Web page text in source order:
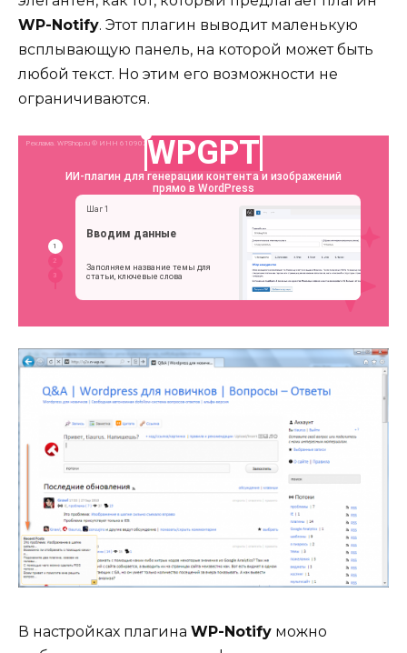
WP-Notify. Этот плагин выводит маленькую
всплывающую панель, на которой может быть
любой текст. Но этим его возможности не
ограничиваются.
В настройках плагина WP-Notify можно